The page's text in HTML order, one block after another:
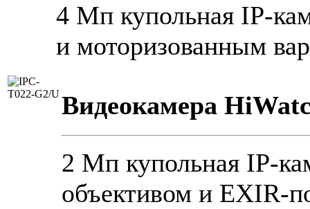
4 Мп купольная IP-
и моторизованным
Видеокамера
2 Мп купольная IP-
объективом и EXIR-